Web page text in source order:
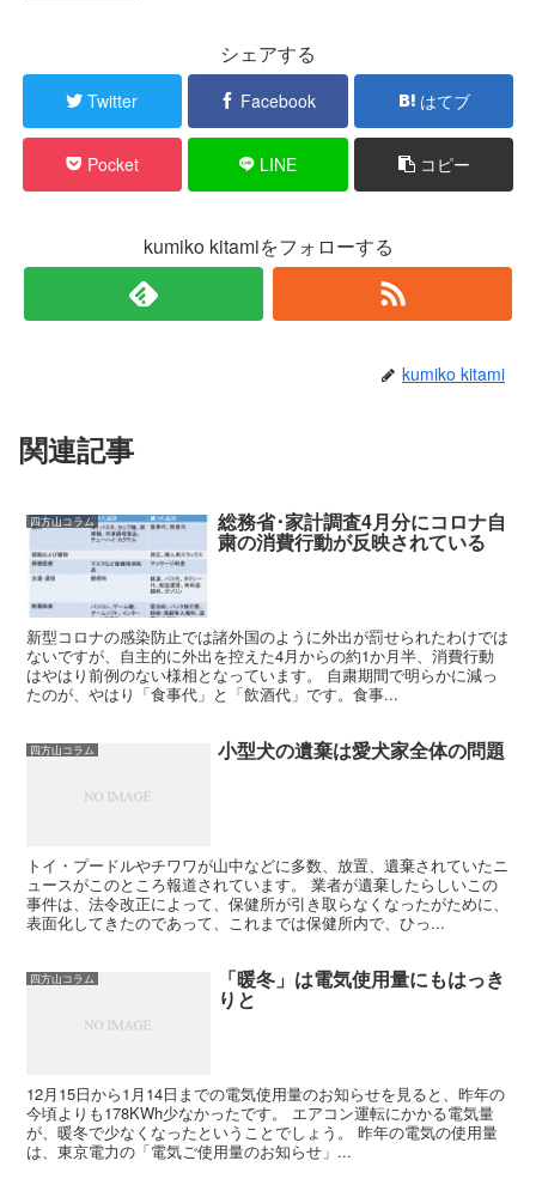
シェアする
Twitter Facebook はてブ
Pocket LINE コピー
kumiko kitamiをフォローする
kumiko kitami
関連記事
四方山コラム 総務省･家計調査4月分にコロナ自
粛の消費行動が反映されている
新型コロナの感染防止では諸外国のように外出が罰せられたわけでは
ないですが、自主的に外出を控えた4月からの約1か月半、消費行動
はやはり前例のない様相となっています。 自粛期間で明らかに減っ
たのが、やはり「食事代」と「飲酒代」です。食事...
四方山コラム 小型犬の遺棄は愛犬家全体の問題
トイ・プードルやチワワが山中などに多数、放置、遺棄されていたニ
ュースがこのところ報道されています。 業者が遺棄したらしいこの
事件は、法令改正によって、保健所が引き取らなくなったがために、
表面化してきたのであって、これまでは保健所内で、ひっ...
四方山コラム 「暖冬」は電気使用量にもはっき
りと
12月15日から1月14日までの電気使用量のお知らせを見ると、昨年の
今頃よりも178KWh少なかったです。 エアコン運転にかかる電気量
が、暖冬で少なくなったということでしょう。 昨年の電気の使用量
は、東京電力の「電気ご使用量のお知らせ」...